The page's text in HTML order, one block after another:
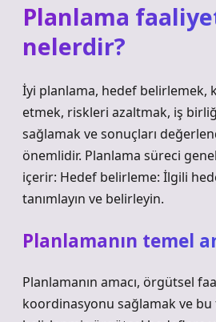
Planlama
nelerdir?
İyi planlama, hedef belirlemek,
etmek, riskleri azaltmak, iş
sağlamak ve sonuçları
önemlidir. Planlama süreci
içerir: Hedef belirleme: İlgili
tanımlayın ve belirleyin.
Planlamanın temel
Planlamanın amacı, örgütsel
koordinasyonu sağlamak ve